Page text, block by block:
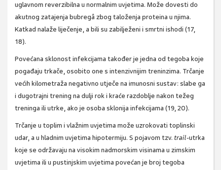
uglavnom reverzibilna u normalnim uvjetima. Može dovesti do
akutnog zatajenja bubregâ zbog taloženja proteina u njima.
Katkad nalaže liječenje, a bili su zabilježeni i smrtni ishodi (17,
18).
Povećana sklonost infekcijama također je jedna od tegoba koje
pogađaju trkače, osobito one s intenzivnijim treninzima. Trčanje
većih kilometraža negativno utječe na imunosni sustav: slabe ga
i dugotrajni trening na dulji rok i kraće razdoblje nakon težeg
treninga ili utrke, ako je osoba sklonija infekcijama (19, 20).
Trčanje u toplim i vlažnim uvjetima može uzrokovati toplinski
udar, a u hladnim uvjetima hipotermiju. S pojavom tzv. trail-utrka
koje se održavaju na visokim nadmorskim visinama u zimskim
uvjetima ili u pustinjskim uvjetima povećan je broj tegoba